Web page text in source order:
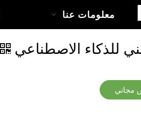
معلومات عنا
للذكاء الاصطناعي
مجاني